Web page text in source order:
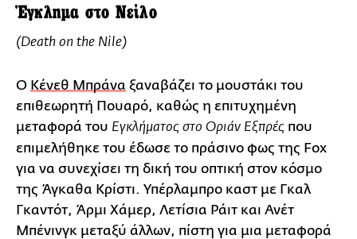
Έγκλημα στο Νείλο
(Death on the Nile)
Ο Κένεθ Μπράνα ξαναβάζει το μουστάκι του
επιθεωρητή Πουαρό, καθώς η επιτυχημένη
μεταφορά του Εγκλήματος στο Οριάν Εξπρές που
επιμελήθηκε του έδωσε το πράσινο φως της Fox
για να συνεχίσει τη δική του οπτική στον κόσμο
της Άγκαθα Κρίστι. Υπέρλαμπρο καστ με Γκαλ
Γκαντότ, Άρμι Χάμερ, Λετίσια Ράιτ και Ανέτ
Μπένινγκ μεταξύ άλλων, πίστη για μια μεταφορά